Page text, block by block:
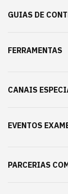
GUIAS DE
FERRAMENTAS
CANAIS
EVENTOS
PARCERIAS